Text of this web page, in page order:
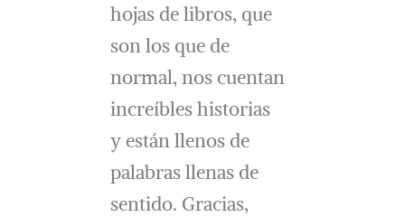
hojas de libros, que
son los que de
normal, nos cuentan
increíbles historias
y están llenos de
palabras llenas de
sentido. Gracias,